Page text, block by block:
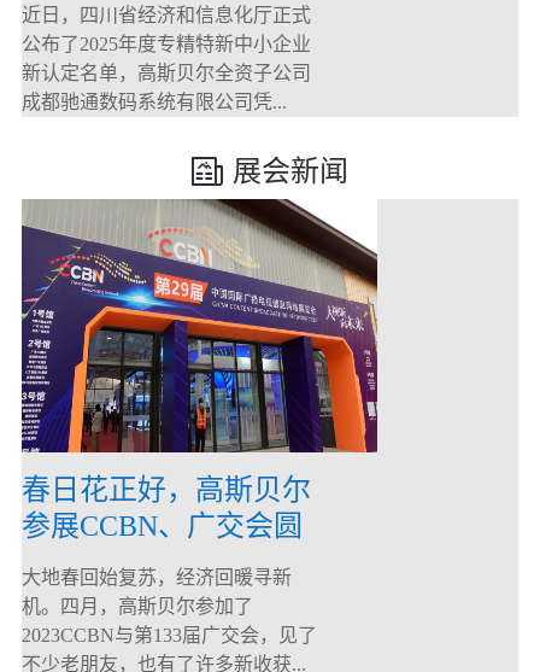
近日，四川省经济和信息化厅正式
公布了2025年度专精特新中小企业
新认定名单，高斯贝尔全资子公司
成都驰通数码系统有限公司凭...
展会新闻
春日花正好，高斯贝尔
参展CCBN、广交会圆
满落幕！
大地春回始复苏，经济回暖寻新
机。四月，高斯贝尔参加了
2023CCBN与第133届广交会，见了
不少老朋友，也有了许多新收获...